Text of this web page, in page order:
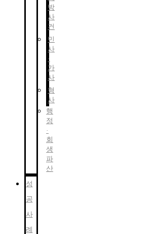
방
사
건
민
사
·
가
사
형
사
행
정
·
회
생
파
산
성
공
사
례